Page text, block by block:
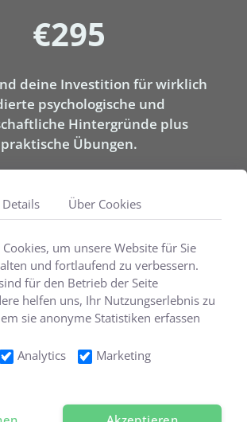
Details Über Cookies
um unsere Website für Sie
und fortlaufend zu verbessern.
für den Betrieb der Seite
helfen uns, Ihr Nutzungserlebnis zu
sie anonyme Statistiken erfassen
Kategorien Sie zulassen möchten.
Analytics
Marketing
€295
deine Investition für wirklich
psychologische und
Hintergründe plus
praktische Übungen.